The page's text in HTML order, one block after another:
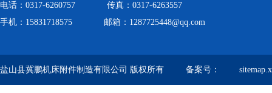
电话：0317-6260757 传真：0317-6263557
手机：15831718575 邮箱：1287725448@qq.com
盐山县冀鹏机床附件制造有限公司 版权所有 备案号：